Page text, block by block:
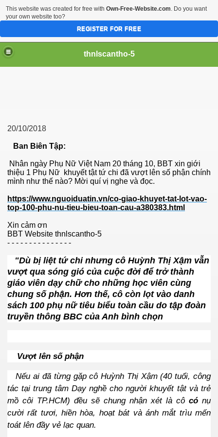
thnlscantho-5
20/10/2018
Ban Biên Tập:
Nhân ngày Phụ Nữ Việt Nam 20 tháng 10, BBT xin giới
thiệu 1 Phụ Nữ khuyết tật tứ chi đã vượt lên số phận chính
mình như thế nào? Mời quí vị nghe và đọc.
https://www.nguoiduatin.vn/co-giao-khuyet-tat-lot-vao-
top-100-phu-nu-tieu-bieu-toan-cau-a380383.html
Xin cảm ơn
BBT Website thnlscantho-5
- - - - - - - - - - - - - - -
"Dù bị liệt tứ chi nhưng cô Huỳnh Thị Xậm vẫn
vượt qua sóng gió của cuộc đời để trở thành
giáo viên dạy chữ cho những học viên cùng
chung số phận. Hơn thế, cô còn lọt vào danh
sách 100 phụ nữ tiêu biểu toàn cầu do tập đoàn
truyền thông BBC của Anh bình chọn
Vượt lên số phận
Nếu ai đã từng gặp cô Huỳnh Thị Xậm(40 tuổi, công
tác tạitrung tâm Dạy nghề cho người khuyết tật và trẻ
mồ côi TP.HCM) đều sẽ chung nhận xét là cô có nụ
cười rất tươi, hiền hòa, hoạt bát và ánh mắt trìu mến
toát lên đầy vẻ lạc quan.
This website was created for free with Own-Free-Website.com. Do you want
your own website too?
REGISTER FOR FREE